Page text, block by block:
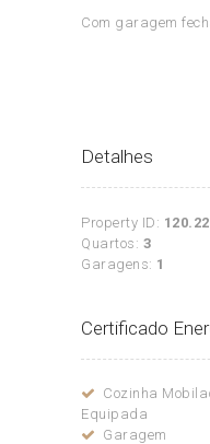
Com garagem
Detalhes
Property ID:
Quartos: 3
Garagens: 1
Certificado
Cozinha
Equipada
Garagem